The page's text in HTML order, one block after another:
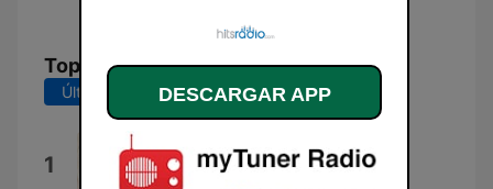
Top Canciones
Últimos 7 días Últimos 30 días
1 Beer Me
Chris Janson
DESCARGAR APP